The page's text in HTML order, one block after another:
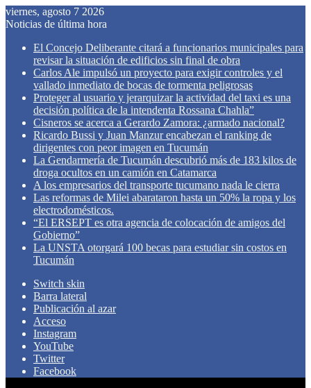
viernes, agosto 7 2026
Noticias de última hora
El Concejo Deliberante citará a funcionarios municipales para
revisar la situación de edificios sin final de obra
Carlos Ale impulsó un proyecto para exigir controles y el
vallado inmediato de bocas de tormenta peligrosas
Proteger al usuario y jerarquizar la actividad del taxi es una
decisión política de la intendenta Rossana Chahla”
Cisneros se acerca a Gerardo Zamora: ¿armado nacional?
Ricardo Bussi y Juan Manzur encabezan el ranking de
dirigentes con peor imagen en Tucumán
La Gendarmería de Tucumán descubrió más de 183 kilos de
droga ocultos en un camión en Catamarca
A los empresarios del transporte tucumano nada le cierra
Las reformas de Milei abarataron hasta un 50% la ropa y los
electrodomésticos.
“El ERSEPT es otra agencia de colocación de amigos del
Gobierno”
La UNSTA otorgará 100 becas para estudiar sin costos en
Tucumán
Switch skin
Barra lateral
Publicación al azar
Acceso
Instagram
YouTube
Twitter
Facebook